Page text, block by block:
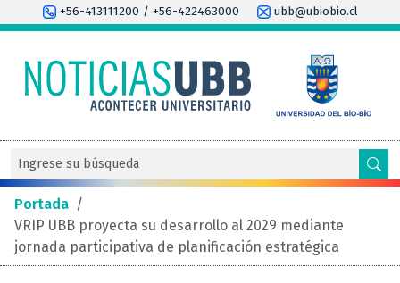
+56-413111200 / +56-422463000 ubb@ubiobio.cl
Portada /
VRIP UBB proyecta su desarrollo al 2029 mediante
jornada participativa de planificación estratégica